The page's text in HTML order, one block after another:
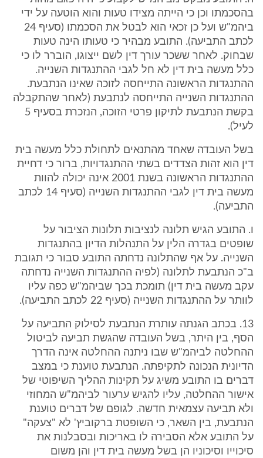
בהסכמתו וכן כי הייתה מצידו טעות והוא הוטעה על ידי
ביהמ"ש ועל כן זכאי הוא לבטל את הסכמתו (סעיף 24
לכתב התביעה). התובע מבהיר כי טעותו הינה טעות
שבחוק. לאחר ששכר עורך דין לשם ייצוגו, הוברר לו כי
כלל מעשה בית דין לא חל לגבי ההתנגדות השנייה.
ההתנגדות הראשונה התייחסה לזוכה שאינו הנתבעת.
ההתנגדות השנייה התייחסה לנתבעת (לאחר שהתקבלה
בקשת הנתבעת לתיקון פרטי הזוכה, הנזכרת בסעיף 5
לעיל).
בשל העובדה שאחד מהתנאים לתחולת כלל מעשה בית
דין הוא זהות הצדדים בשתי ההתנגדויות, ברור כי דחיית
ההתנגדות הראשונה בשנת 2001 אינה יכולה להוות
מעשה בית דין לגבי ההתנגדות השנייה (סעיף 14 לכתב
התביעה).
ו. התובע הגיש תלונה לנציבות תלונות הציבור על
שופטים בגדרה הלין על התנהלות הדיון בהתנגדות
השנייה. על אף שהתלונה נדחתה התובע סבור כי תגובת
ב"כ הנתבעת לתלונה (לפיה ההתנגדות השנייה נדחתה
עקב מעשה בית דין) תומכת בכך שביהמ"ש כפה עליו
לוותר על ההתנגדות השנייה (סעיף 22 לכתב התביעה).
13. בכתב הגנתה עותרת הנתבעת לסילוק התביעה על
הסף, בין היתר, בשל העובדה שהגשת תביעה לביטול
ההחלטה לביהמ"ש שבו ניתנה ההחלטה אינה הדרך
הדיונית הנכונה לתקיפתה. הנתבעת טוענת כי במצב
דברים בו התובע משיג על תקינות ההליך השיפוטי של
אישור ההחלטה, עליו להגיש ערעור לביהמ"ש המחוזי
ולא תביעה עצמאית חדשה. לגופם של דברים טוענת
הנתבעת, בין השאר, כי השופטת ברקוביץ' לא "צעקה"
על התובע אלא הסבירה לו באריכות ובסבלנות את
סיכוייו וסיכוניו הן בשל מעשה בית דין והן משום